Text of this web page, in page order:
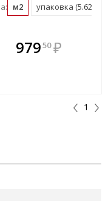
комплекте
выгоднее!
м2 упаковка (5.62 м2)
97950 ₽
1